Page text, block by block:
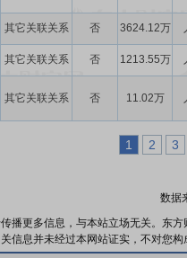
其它关联关系 否 3624.12万
其它关联关系 否 1213.55万
其它关联关系 否 11.02万
1 2 3
数据
播更多信息，与本站立场无关。东
信息并未经过本网站证实，不对您